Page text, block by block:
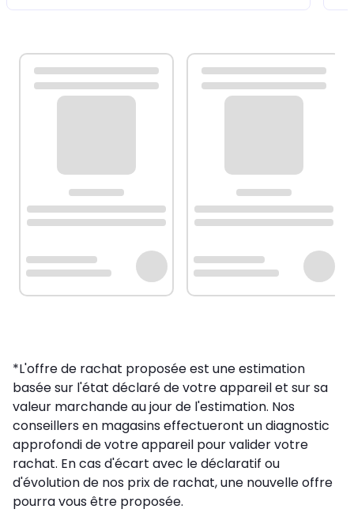
*L'offre de rachat proposée est une estimation
basée sur l'état déclaré de votre appareil et sur sa
valeur marchande au jour de l'estimation. Nos
conseillers en magasins effectueront un diagnostic
approfondi de votre appareil pour valider votre
rachat. En cas d'écart avec le déclaratif ou
d'évolution de nos prix de rachat, une nouvelle offre
pourra vous être proposée.